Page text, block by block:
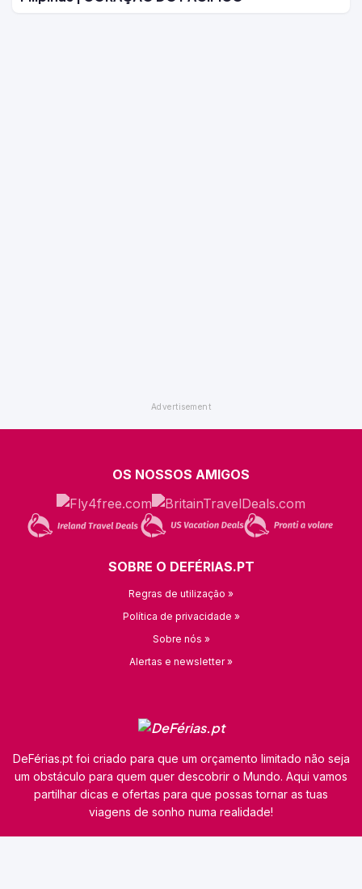
DeFérias.pt foi criado para que um orçamento limitado não seja
um obstáculo para quem quer descobrir o Mundo. Aqui vamos
partilhar dicas e ofertas para que possas tornar as tuas
viagens de sonho numa realidade!
© 2026 kamaviNET sp. z o.o.
OS NOSSOS AMIGOS
SOBRE O DEFÉRIAS.PT
Regras de utilização »
Política de privacidade »
Sobre nós »
Alertas e newsletter »